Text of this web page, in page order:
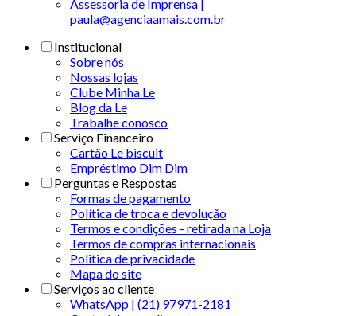
Assessoria de Imprensa |
paula@agenciaamais.com.br
Institucional
Sobre nós
Nossas lojas
Clube Minha Le
Blog da Le
Trabalhe conosco
Serviço Financeiro
Cartão Le biscuit
Empréstimo Dim Dim
Perguntas e Respostas
Formas de pagamento
Política de troca e devolução
Termos e condições - retirada na Loja
Termos de compras internacionais
Politica de privacidade
Mapa do site
Serviços ao cliente
WhatsApp | (21) 97971-2181